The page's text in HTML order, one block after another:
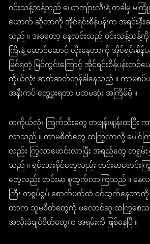
ဝင်းသန့်သန့်သည် ယောကျ်ားလီးနဲ့ တခါမှ မက
ယောက် ဆိုတာကို အိုင်ရင်းစိန်ပန်းက အရင်းနှီး
သည် ။ အခုတော့ နေလင်းသည် ဝင်းသန့်သန့်ကို ပေ
ကြီးနဲ့ ဆောင့်ဆောင့် လိုးနေတာကို အိုင်ရင်းစိ
မြင်ရတဲ့ မြင်ကွင်းကြောင့် အိုင်ရင်းစိန်ပန်း
ကိုယ်လုံး ဆတ်ဆတ်တုန်ခါနေသည် ။ ကာမစ
အနီးကပ် တွေ့ဖူးရတာ ပထမဆုံး အကြိမ်မို့ ။
တကိုယ်လုံး ကြက်သီးတွေ တဖျန်းဖျန်းထပြီး
လာသည် ။ ကာမစိတ်တွေ ထကြွလာလို့ ပေါင်က
လည်း ကြွလာဖောင်းလာပြီး အရည်တွေ တရွှမ်
သည် ။ ရင်သားစိုင်တွေလည်း တင်းမာဖောင်းက
တွေလည်း တင်းမာ စူထွက်လာကြသည် ။ န
ကြီး တစွပ်စွပ် စောက်ပတ်ထဲ ဝင်ထွက်နေတ
တာက သူမစိတ်တွေကို ဗလောင်ဆူ ထကြွစေ
အလိုးခံချင်စိတ်တွေက အရမ်းကို ဖြစ်နေပြီ ။